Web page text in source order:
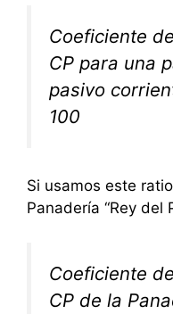
Coeficiente
CP para una
pasivo
100
Si usamos este
Panadería “Rey del
Coeficiente
CP de la